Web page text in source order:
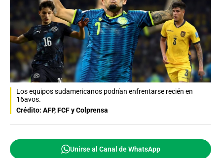
Los equipos sudamericanos podrían enfrentarse recién en
16avos.
Crédito: AFP, FCF y Colprensa
Unirse al Canal de WhatsApp